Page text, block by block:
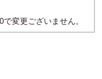
変更ございません。